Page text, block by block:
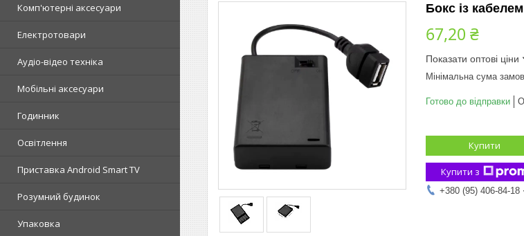
Комп'ютерні аксесуари
Електротовари
Аудіо-відео техніка
Мобільні аксесуари
Годинник
Освітлення
Приставка Android Smart TV
Розумний будинок
Упаковка
Бокс із
67,20 ₴
Показати оптові ціни
Мінімальна сума
Готово до відправки
Купити
Купити з
+380 (95) 406-84-18